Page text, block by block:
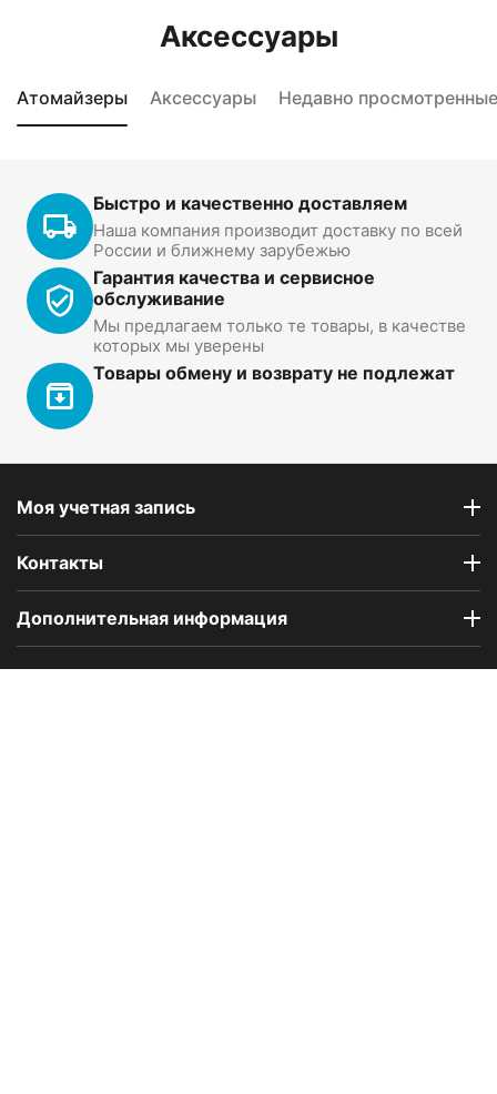
Аксессуары
Атомайзеры Аксессуары Недавно просмотренные
Быстро и качественно доставляем
Наша компания производит доставку по всей
России и ближнему зарубежью
Гарантия качества и сервисное
обслуживание
Мы предлагаем только те товары, в качестве
которых мы уверены
Товары обмену и возврату не подлежат
Моя учетная запись
Контакты
Дополнительная информация